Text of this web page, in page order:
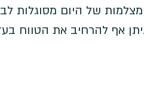
אף להרחיב את הטווח